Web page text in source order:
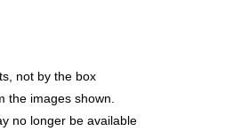
not by the box
the images shown.
no longer be available